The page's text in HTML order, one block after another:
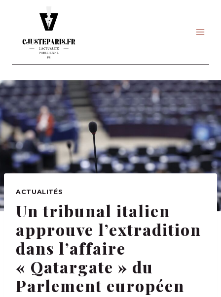
ACTUALITÉS
Un tribunal italien
approuve l’extradition
dans l’affaire
« Qatargate » du
Parlement européen